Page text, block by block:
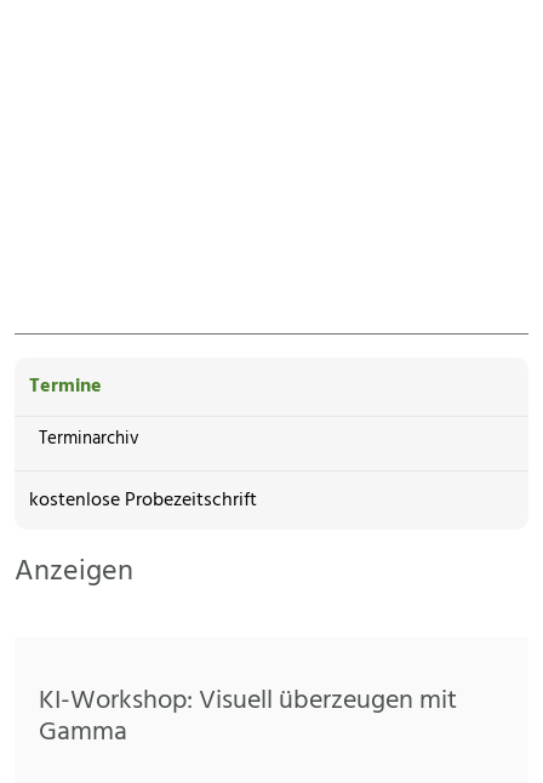
Termine
Terminarchiv
kostenlose Probezeitschrift
Anzeigen
KI-Workshop: Visuell überzeugen mit
Gamma